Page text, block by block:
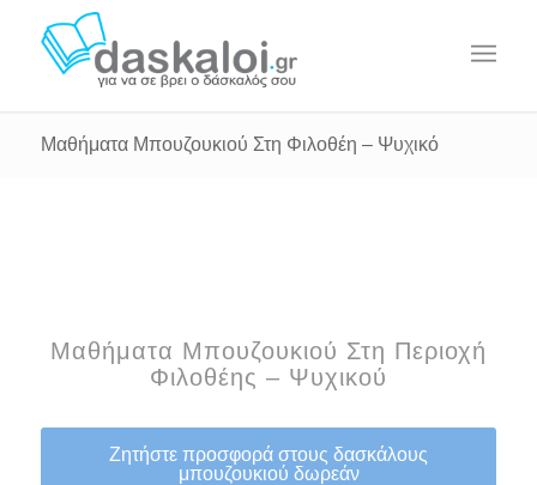
Μαθήματα Μπουζουκιού Στη Φιλοθέη – Ψυχικό
Μαθήματα Μπουζουκιού Στη Περιοχή
Φιλοθέης – Ψυχικού
Ζητήστε προσφορά στους δασκάλους
μπουζουκιού δωρεάν